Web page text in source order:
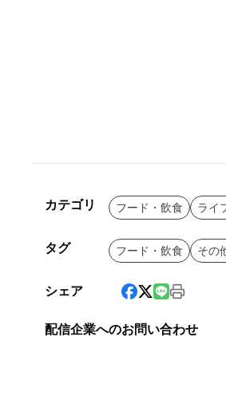
カテゴリ フード・飲食 ライ
タグ フード・飲食 その
シェア
配信企業へのお問い合わせ